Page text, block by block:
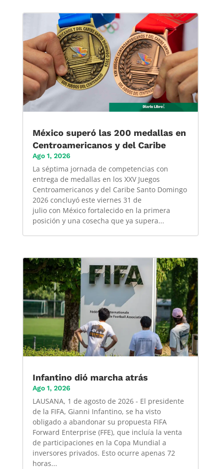
México superó las 200 medallas en
Centroamericanos y del Caribe
Ago 1, 2026
La séptima jornada de competencias con
entrega de medallas en los XXV Juegos
Centroamericanos y del Caribe Santo Domingo
2026 concluyó este viernes 31 de
julio con México fortalecido en la primera
posición y una cosecha que ya supera...
Infantino dió marcha atrás
Ago 1, 2026
LAUSANA, 1 de agosto de 2026 - El presidente
de la FIFA, Gianni Infantino, se ha visto
obligado a abandonar su propuesta FIFA
Forward Enterprise (FFE), que incluía la venta
de participaciones en la Copa Mundial a
inversores privados. Esto ocurre apenas 72
horas...